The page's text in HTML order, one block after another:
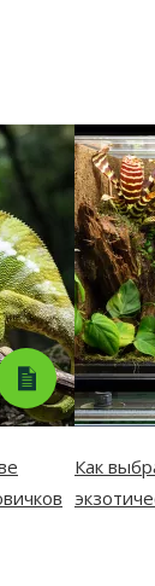
Как